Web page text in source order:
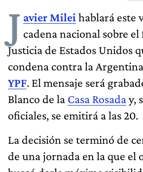
J avier Milei hablará este
cadena nacional sobre
Justicia de Estados Unidos
condena contra la
YPF. El mensaje será
Blanco de la Casa Rosaday,
oficiales, se emitirá a las 20.
La decisión se terminó de
de una jornada en la que el